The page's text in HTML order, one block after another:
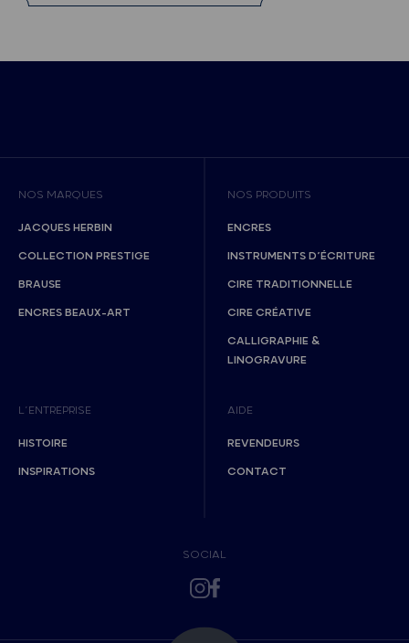
NOS MARQUES
JACQUES HERBIN
COLLECTION PRESTIGE
BRAUSE
ENCRES BEAUX-ART
NOS PRODUITS
ENCRES
INSTRUMENTS D’ÉCRITURE
CIRE TRADITIONNELLE
CIRE CRÉATIVE
CALLIGRAPHIE &
LINOGRAVURE
L’ENTREPRISE
HISTOIRE
INSPIRATIONS
AIDE
REVENDEURS
CONTACT
SOCIAL